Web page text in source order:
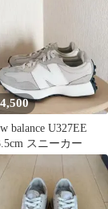
4,500
balance U327EE
スニーカー